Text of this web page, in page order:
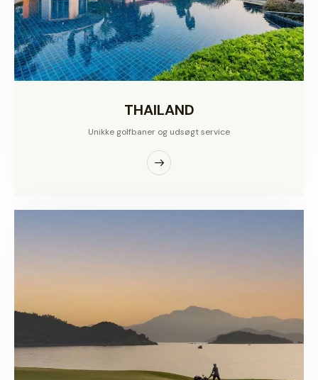
THAILAND
Unikke golfbaner og udsøgt service